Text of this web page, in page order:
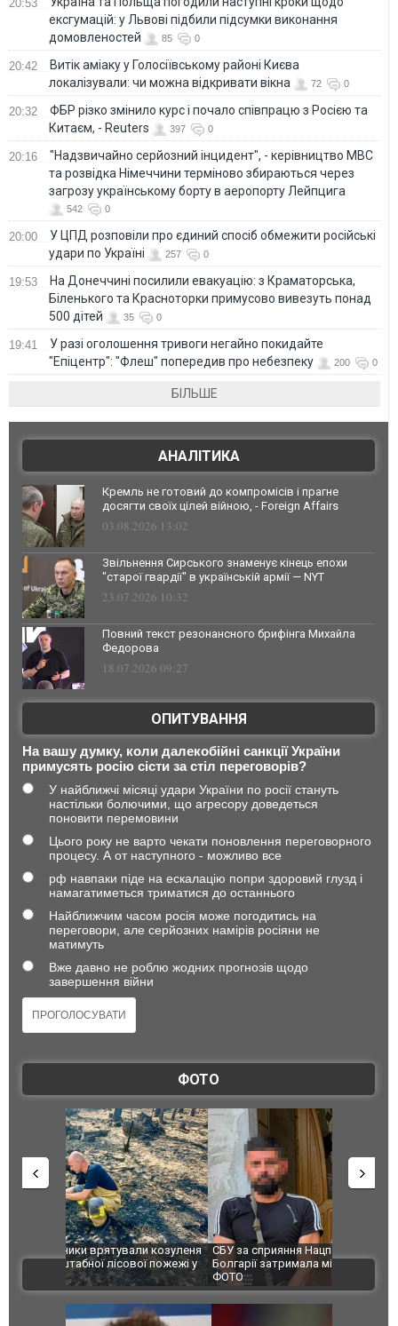
20:53
ексгумацій: у Львові підбили підсумки виконання
домовленостей
85 0
20:42
Витік аміаку у Голосіївському районі Києва
локалізували: чи можна відкривати вікна
72 0
20:32
ФБР різко змінило курс і почало співпрацю з Росією та
Китаєм, - Reuters
397 0
20:16
"Надзвичайно серйозний інцидент", - керівництво МВС
та розвідка Німеччини терміново збираються через
загрозу українському борту в аеропорту Лейпцига
542 0
20:00
У ЦПД розповіли про єдиний спосіб обмежити російські
удари по Україні
257 0
19:53
На Донеччині посилили евакуацію: з Краматорська,
Біленького та Красноторки примусово вивезуть понад
500 дітей
35 0
19:41
У разі оголошення тривоги негайно покидайте
"Епіцентр": "Флеш" попередив про небезпеку
200 0
БІЛЬШЕ
АНАЛІТИКА
Кремль не готовий до компромісів і прагне
досягти своїх цілей війною, - Foreign Affairs
03.08.2026 13:02
Звільнення Сирського знаменує кінець епохи
"старої гвардії" в українській армії — NYT
23.07.2026 10:32
Повний текст резонансного брифінга Михайла
Федорова
18.07.2026 09:27
ОПИТУВАННЯ
На вашу думку, коли далекобійні санкції України
примусять росію сісти за стіл переговорів?
У найближчі місяці удари України по росії стануть
настільки болючими, що агресору доведеться
поновити перемовини
Цього року не варто чекати поновлення переговорного
процесу. А от наступного - можливо все
рф навпаки піде на ескалацію попри здоровий глузд і
намагатиметься триматися до останнього
Найближчим часом росія може погодитись на
переговори, але серйозних намірів росіяни не
матимуть
Вже давно не роблю жодних прогнозів щодо
завершення війни
ФОТО
пожежі у
СБУ за сприяння Нацполіції та правоохоронців
Болгарії затримала міжнародного наркобарона.
ФОТО
Росіяни
одна
ВІДЕО